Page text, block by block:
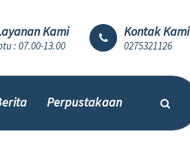
Kami
: 07.00-13.00
Kontak Kami
0275321126
Perpustakaan